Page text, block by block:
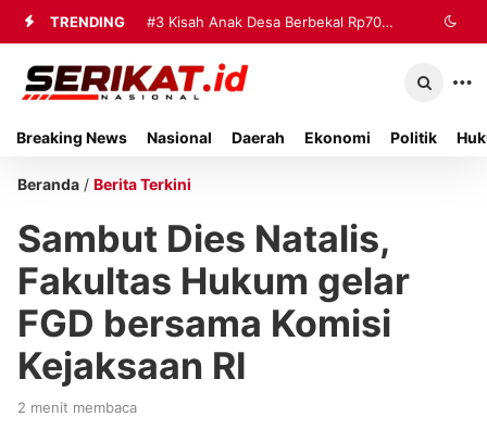
TRENDING #3 Kisah Anak Desa Berbekal Rp70
Ribu Jadi Referensi Akademik
Breaking News Nasional Daerah Ekonomi Politik
Beranda / Berita Terkini
Sambut Dies Natalis,
Fakultas Hukum gelar
FGD bersama Komisi
Kejaksaan RI
2 menit membaca